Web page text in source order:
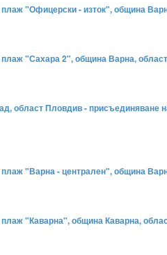
"Офицерски - изток", община
плаж "Сахара 2", община Варна,
област Пловдив - присъединяване
"Варна - централен", община
"Каварна", община Каварна,